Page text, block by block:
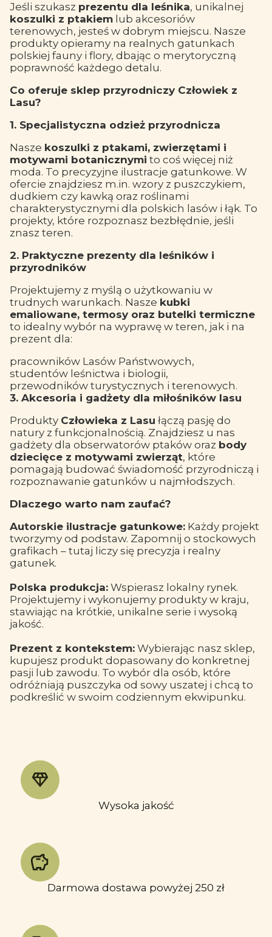
Jeśli szukasz prezentu dla leśnika, unikalnej
koszulki z ptakiem lub akcesoriów
terenowych, jesteś w dobrym miejscu. Nasze
produkty opieramy na realnych gatunkach
polskiej fauny i flory, dbając o merytoryczną
poprawność każdego detalu.
Co oferuje sklep przyrodniczy Człowiek z
Lasu?
1. Specjalistyczna odzież przyrodnicza
Nasze koszulki z ptakami, zwierzętami i
motywami botanicznymi to coś więcej niż
moda. To precyzyjne ilustracje gatunkowe. W
ofercie znajdziesz m.in. wzory z puszczykiem,
dudkiem czy kawką oraz roślinami
charakterystycznymi dla polskich lasów i łąk. To
projekty, które rozpoznasz bezbłędnie, jeśli
znasz teren.
2. Praktyczne prezenty dla leśników i
przyrodników
Projektujemy z myślą o użytkowaniu w
trudnych warunkach. Nasze kubki
emaliowane, termosy oraz butelki termiczne
to idealny wybór na wyprawę w teren, jak i na
prezent dla:
pracowników Lasów Państwowych,
studentów leśnictwa i biologii,
przewodników turystycznych i terenowych.
3. Akcesoria i gadżety dla miłośników lasu
Produkty Człowieka z Lasu łączą pasję do
natury z funkcjonalnością. Znajdziesz u nas
gadżety dla obserwatorów ptaków oraz body
dziecięce z motywami zwierząt, które
pomagają budować świadomość przyrodniczą i
rozpoznawanie gatunków u najmłodszych.
Dlaczego warto nam zaufać?
Autorskie ilustracje gatunkowe: Każdy projekt
tworzymy od podstaw. Zapomnij o stockowych
grafikach – tutaj liczy się precyzja i realny
gatunek.
Polska produkcja: Wspierasz lokalny rynek.
Projektujemy i wykonujemy produkty w kraju,
stawiając na krótkie, unikalne serie i wysoką
jakość.
Prezent z kontekstem: Wybierając nasz sklep,
kupujesz produkt dopasowany do konkretnej
pasji lub zawodu. To wybór dla osób, które
odróżniają puszczyka od sowy uszatej i chcą to
podkreślić w swoim codziennym ekwipunku.
Wysoka jakość
Darmowa dostawa powyżej 250 zł